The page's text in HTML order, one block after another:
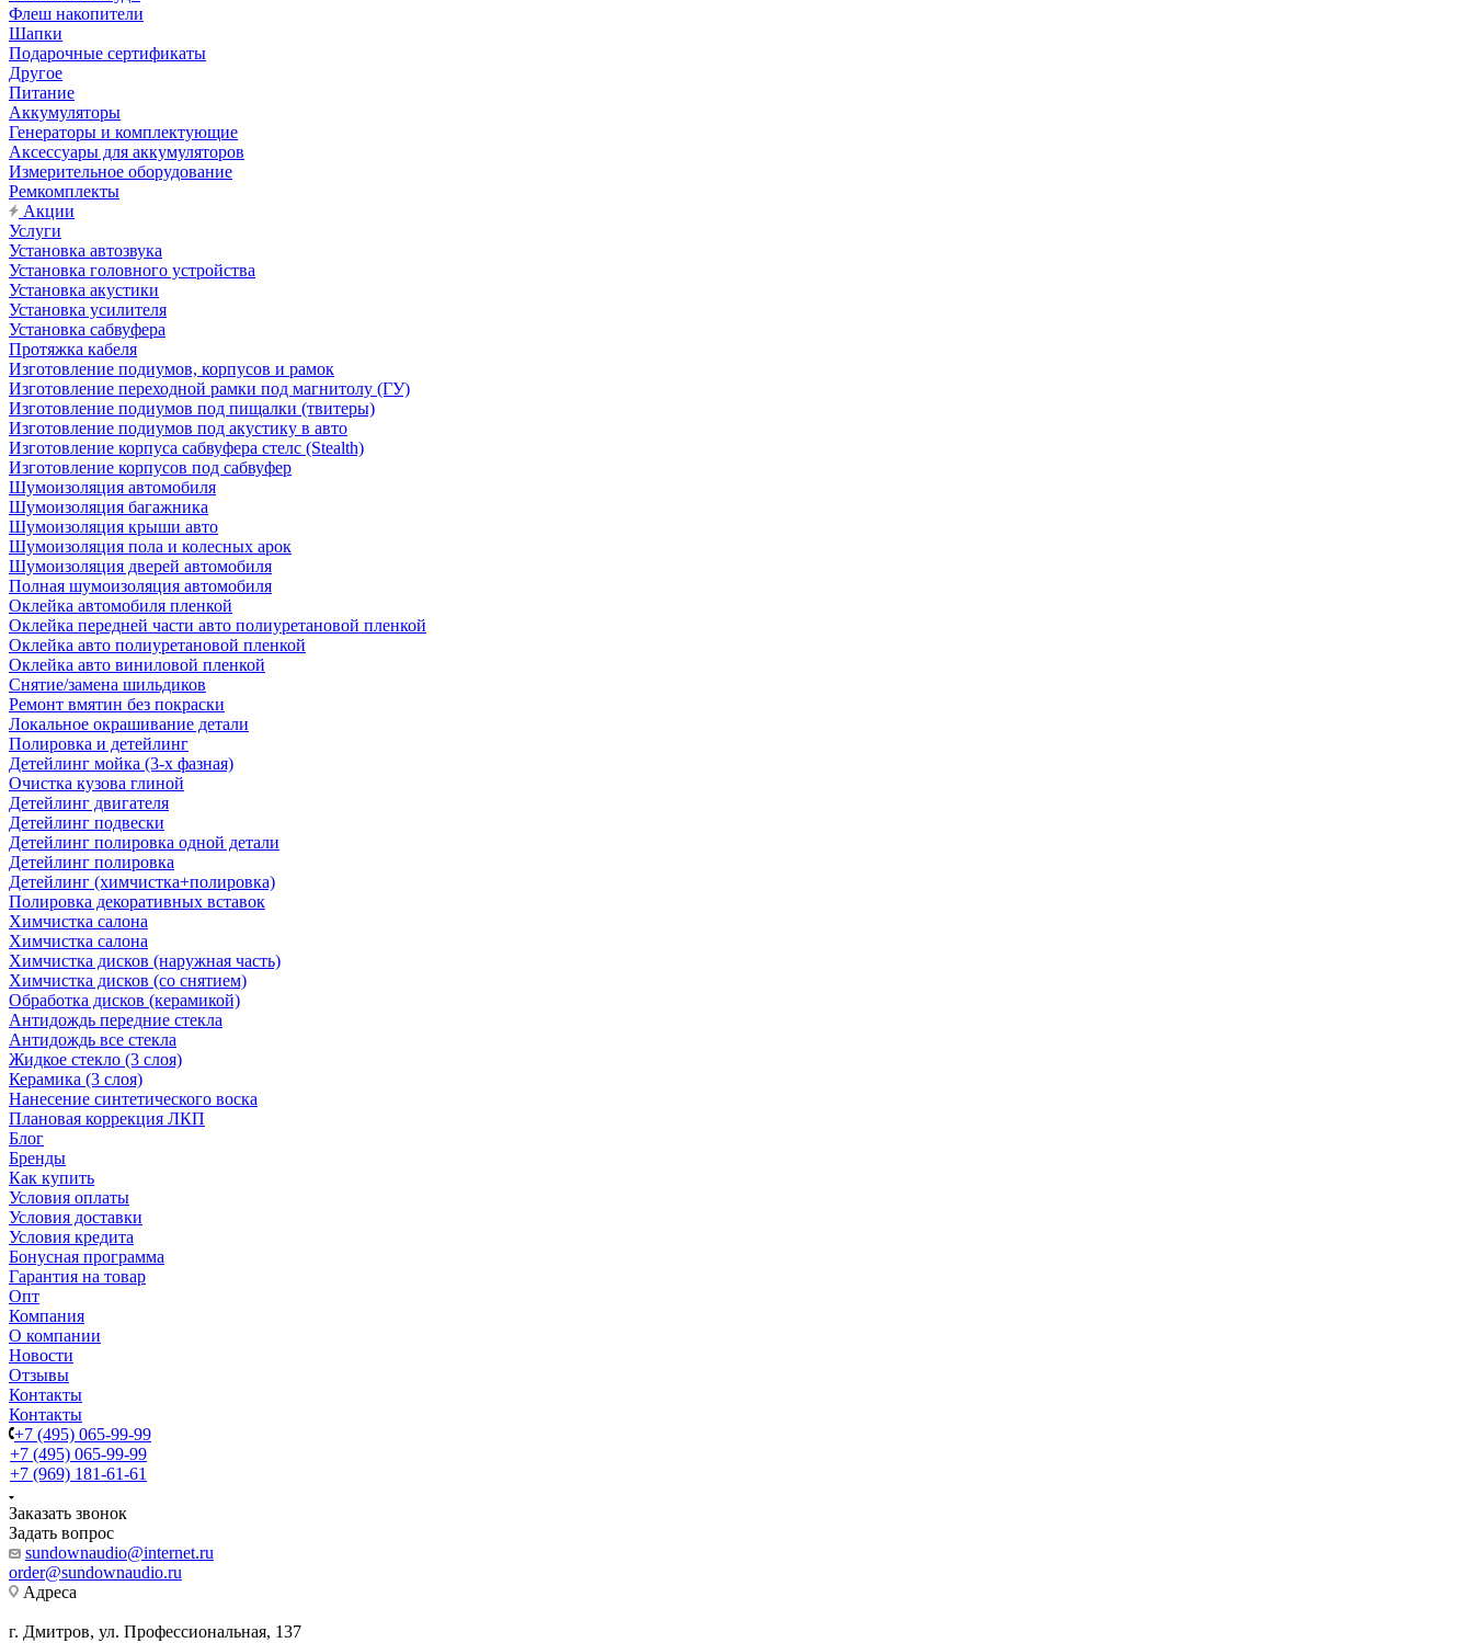
Флеш накопители
Шапки
Подарочные сертификаты
Другое
Питание
Аккумуляторы
Генераторы и комплектующие
Аксессуары для аккумуляторов
Измерительное оборудование
Ремкомплекты
Акции
Услуги
Установка автозвука
Установка головного устройства
Установка акустики
Установка усилителя
Установка сабвуфера
Протяжка кабеля
Изготовление подиумов, корпусов и рамок
Изготовление переходной рамки под магнитолу (ГУ)
Изготовление подиумов под пищалки (твитеры)
Изготовление подиумов под акустику в авто
Изготовление корпуса сабвуфера стелс (Stealth)
Изготовление корпусов под сабвуфер
Шумоизоляция автомобиля
Шумоизоляция багажника
Шумоизоляция крыши авто
Шумоизоляция пола и колесных арок
Шумоизоляция дверей автомобиля
Полная шумоизоляция автомобиля
Оклейка автомобиля пленкой
Оклейка передней части авто полиуретановой пленкой
Оклейка авто полиуретановой пленкой
Оклейка авто виниловой пленкой
Снятие/замена шильдиков
Ремонт вмятин без покраски
Локальное окрашивание детали
Полировка и детейлинг
Детейлинг мойка (3-х фазная)
Очистка кузова глиной
Детейлинг двигателя
Детейлинг подвески
Детейлинг полировка одной детали
Детейлинг полировка
Детейлинг (химчистка+полировка)
Полировка декоративных вставок
Химчистка салона
Химчистка салона
Химчистка дисков (наружная часть)
Химчистка дисков (со снятием)
Обработка дисков (керамикой)
Антидождь передние стекла
Антидождь все стекла
Жидкое стекло (3 слоя)
Керамика (3 слоя)
Нанесение синтетического воска
Плановая коррекция ЛКП
Блог
Бренды
Как купить
Условия оплаты
Условия доставки
Условия кредита
Бонусная программа
Гарантия на товар
Опт
Компания
О компании
Новости
Отзывы
Контакты
Контакты
+7 (495) 065-99-99
+7 (495) 065-99-99
+7 (969) 181-61-61
Заказать звонок
Задать вопрос
sundownaudio@internet.ru
order@sundownaudio.ru
Адреса
г. Дмитров, ул. Профессиональная, 137